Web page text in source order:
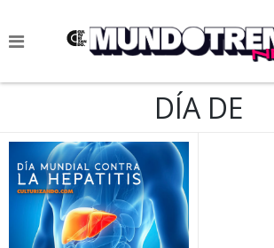
NOTICIAS
CIENCIA Y TECNOLOGÍA
VIDA
SOCIEDAD
DÍA DE